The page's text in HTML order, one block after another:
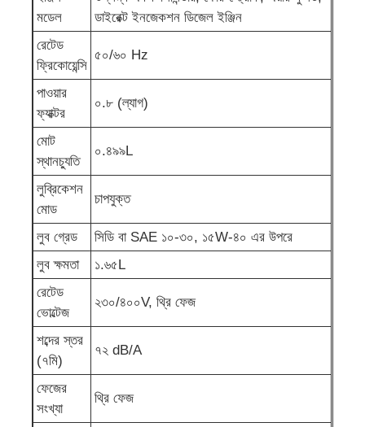
শব্দরোধী জেনারেটর সেট
বাড়ির ব্যবহারের জন্য জেনারেটর
ক্যানোপি জেনারেটর সেট
নিম্ন শব্দ জেনারেটর
জেনারেটর রক্ষণাবেক্ষণ
ঢালাই জেনারেটর সেট
জেনারেটর ডিজেল ইঞ্জিন
নিকাশী জল পাম্প
মডেল
ডাইরেক্ট ইনজেকশন ডিজেল ইঞ্জিন
রেটেড
ফ্রিকোয়েন্সি
৫০/৬০ Hz
পাওয়ার
ফ্যাক্টর
০.৮ (ল্যাগ)
মোট
স্থানচ্যুতি
০.৪৯৯L
লুব্রিকেশন
মোড
চাপযুক্ত
লুব গ্রেড
সিডি বা SAE ১০-৩০, ১৫W-৪০ এর উপরে
লুব ক্ষমতা
১.৬৫L
রেটেড
ভোল্টেজ
২৩০/৪০০V, থ্রি ফেজ
শব্দের স্তর
(৭মি)
৭২ dB/A
ফেজের
সংখ্যা
থ্রি ফেজ